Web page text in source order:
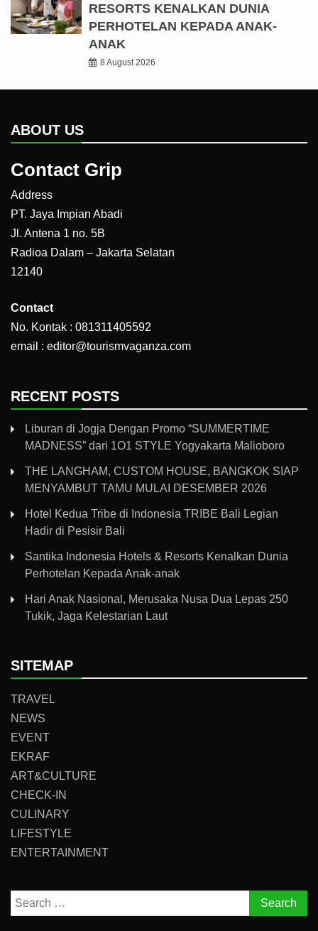
RESORTS KENALKAN DUNIA
PERHOTELAN KEPADA ANAK-
ANAK
8 August 2026
ABOUT US
Contact Grip
Address
PT. Jaya Impian Abadi
Jl. Antena 1 no. 5B
Radioa Dalam – Jakarta Selatan
12140
Contact
No. Kontak : 081311405592
email : editor@tourismvaganza.com
RECENT POSTS
Liburan di Jogja Dengan Promo “SUMMERTIME
MADNESS” dari 1O1 STYLE Yogyakarta Malioboro
THE LANGHAM, CUSTOM HOUSE, BANGKOK SIAP
MENYAMBUT TAMU MULAI DESEMBER 2026
Hotel Kedua Tribe di Indonesia TRIBE Bali Legian
Hadir di Pesisir Bali
Santika Indonesia Hotels & Resorts Kenalkan Dunia
Perhotelan Kepada Anak-anak
Hari Anak Nasional, Merusaka Nusa Dua Lepas 250
Tukik, Jaga Kelestarian Laut
SITEMAP
TRAVEL
NEWS
EVENT
EKRAF
ART&CULTURE
CHECK-IN
CULINARY
LIFESTYLE
ENTERTAINMENT
Search
for: